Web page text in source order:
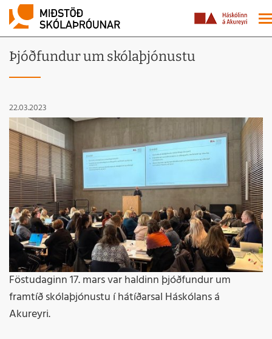
Þjóðfundur um skólaþjónustu
22.03.2023
Föstudaginn 17. mars var haldinn þjóðfundur um
framtíð skólaþjónustu í hátíðarsal Háskólans á
Akureyri.